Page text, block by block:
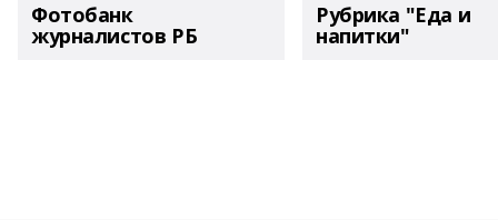
Фотобанк
журналистов РБ
Рубрика "Еда и
напитки"